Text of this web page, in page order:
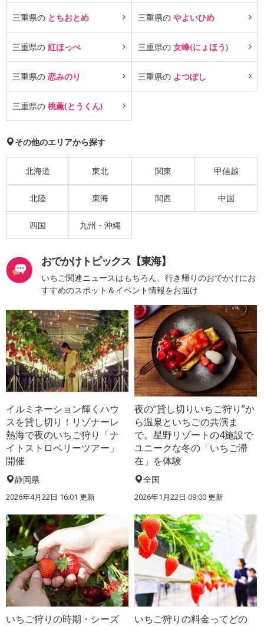
三重県の とちおとめ 三重県の やよいひめ
三重県の 紅ほっぺ 三重県の 女峰(にょほう)
三重県の 恋みのり 三重県の よつぼし
三重県の 桃薫(とうくん)
その他のエリアから探す
北海道 東北 関東 甲信越
北陸 東海 関西 中国
四国 九州・沖縄
おでかけトピックス【東海】
いちご関連ニュースはもちろん、行き帰りのおでかけにお
すすめのスポット＆イベント情報をお届け
イルミネーション輝くハウ
スを貸し切り！リゾナーレ
熱海で夜のいちご狩り「ナ
イトストロベリーツアー」
開催
静岡県
2026年4月22日 16:01 更新
夜の“貸し切りいちご狩り”か
ら温泉といちごの共演ま
で。星野リゾートの4施設で
ユニークな冬の「いちご滞
在」を体験
全国
2026年1月22日 09:00 更新
いちご狩りの時期・シーズ
いちご狩りの料金ってどの